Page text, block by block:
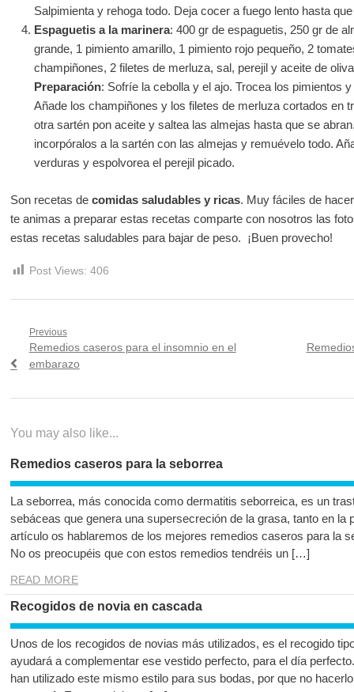
Salpimienta y rehoga todo. Deja cocer a fuego lento hasta
Espaguetis a la marinera: 400 gr de espaguetis, 250 gr de
grande, 1 pimiento amarillo, 1 pimiento rojo pequeño, 2
champiñones, 2 filetes de merluza, sal, perejil y aceite de
Preparación: Sofríe la cebolla y el ajo. Trocea los pimientos
Añade los champiñones y los filetes de merluza cortados en
otra sartén pon aceite y saltea las almejas hasta que se
incorpóralos a la sartén con las almejas y remuévelo todo.
verduras y espolvorea el perejil picado.
Son recetas de comidas saludables y ricas. Muy fáciles de
te animas a preparar estas recetas comparte con nosotros las
estas recetas saludables para bajar de peso. ¡Buen provecho!
Post Views: 406
Navegación
de
entradas
Previous
Previous
post:
Remedios caseros para el insomnio en el
embarazo
Next
You may also like...
Remedios caseros para la seborrea
La seborrea, más conocida como dermatitis seborreica, es un
sebáceas que genera una supersecreción de la grasa, tanto en la
artículo os hablaremos de los mejores remedios caseros para la
No os preocupéis que con estos remedios tendréis un […]
READ MORE
Recogidos de novia en cascada
Unos de los recogidos de novias más utilizados, es el recogido
ayudará a complementar ese vestido perfecto, para el día
han utilizado este mismo estilo para sus bodas, por que no